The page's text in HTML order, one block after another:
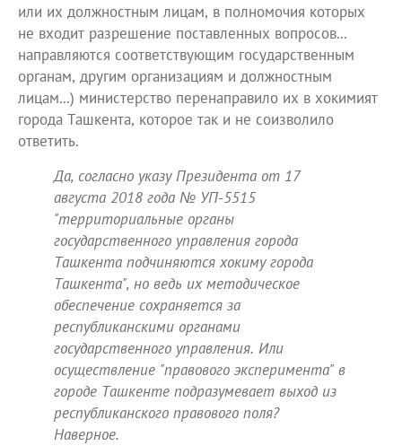
или их должностным лицам, в полномочия которых
не входит разрешение поставленных вопросов...
направляются соответствующим государственным
органам, другим организациям и должностным
лицам...) министерство перенаправило их в хокимият
города Ташкента, которое так и не соизволило
ответить.
Да, согласно указу Президента от 17
августа 2018 года № УП-5515
"территориальные органы
государственного управления города
Ташкента подчиняются хокиму города
Ташкента", но ведь их методическое
обеспечение сохраняется за
республиканскими органами
государственного управления. Или
осуществление "правового эксперимента" в
городе Ташкенте подразумевает выход из
республиканского правового поля?
Наверное.